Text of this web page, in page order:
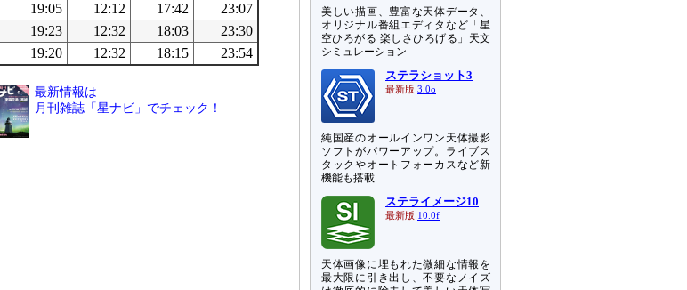
19:05 12:12 17:42
23:07
19:23 12:32 18:03
23:30
19:20 12:32 18:15 23:54
最新情報は
月刊雑誌「星ナビ」でチェック！
美しい描画、豊富な天体データ、
オリジナル番組エディタなど「星
空ひろがる 楽しさひろげる」天文
シミュレーション
ステラショット3
最新版 3.0o
純国産のオールインワン天体撮影
ソフトがパワーアップ。ライブス
タックやオートフォーカスなど新
機能も搭載
ステライメージ10
最新版 10.0f
天体画像に埋もれた微細な情報を
最大限に引き出し、不要なノイズ